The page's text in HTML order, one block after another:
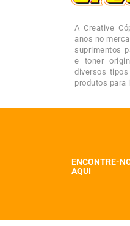
A Creative
anos no
suprimentos
e toner
diversos
produtos para
ENCONTRE-
AQUI